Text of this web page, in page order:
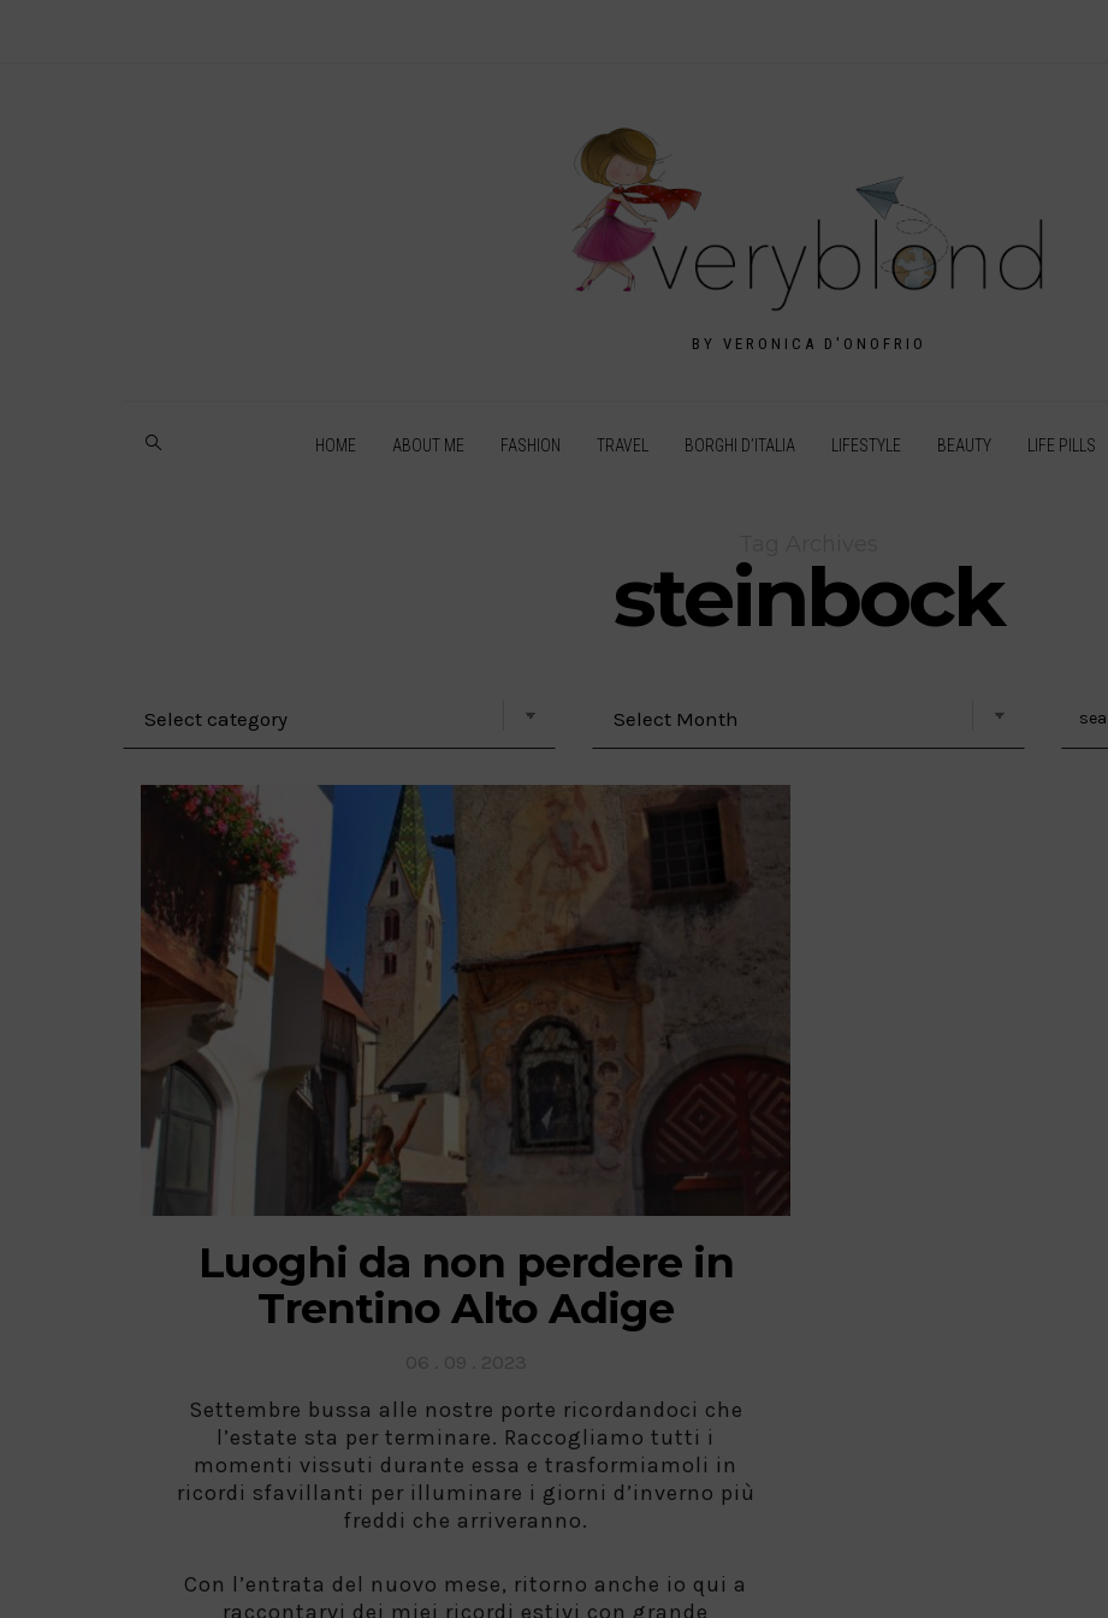
BY VERONICA D'ONOFRIO
HOME ABOUT ME FASHION TRAVEL BORGHI D’ITALIA LIFESTYLE BEAUTY LIFE PILLS
steinbock
Luoghi da non perdere in
Trentino Alto Adige
Settembre bussa alle nostre porte ricordandoci che
l’estate sta per terminare. Raccogliamo tutti i
momenti vissuti durante essa e trasformiamoli in
ricordi sfavillanti per illuminare i giorni d’inverno più
freddi che arriveranno.
Con l’entrata del nuovo mese, ritorno anche io qui a
raccontarvi dei miei ricordi estivi con grande